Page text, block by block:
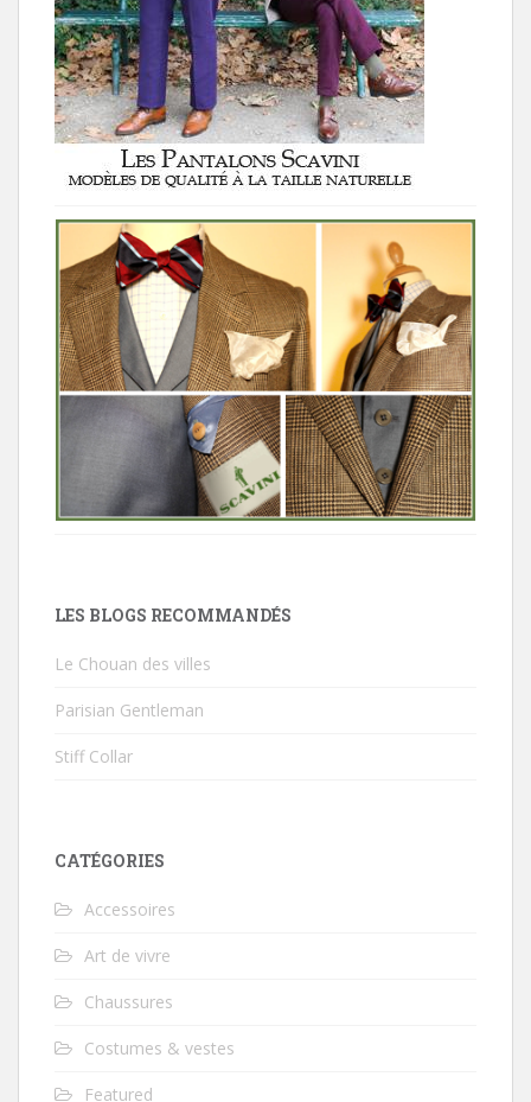
LES BLOGS RECOMMANDÉS
Le Chouan des villes
Parisian Gentleman
Stiff Collar
CATÉGORIES
Accessoires
Art de vivre
Chaussures
Costumes & vestes
Featured